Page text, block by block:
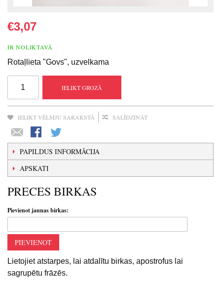
€3,07
IR NOLIKTAVĀ
Rotaļlieta "Govs", uzvelkama
IELIKT GROZĀ
IELIKT VĒLMJU SARAKSTĀ SALĪDZINĀT
PAPILDUS INFORMĀCIJA
APSKATI
PRECES BIRKAS
Pievienot jaunas birkas:
PIEVIENOT
Lietojiet atstarpes, lai atdalītu birkas, apostrofus lai
sagrupētu frāzēs.